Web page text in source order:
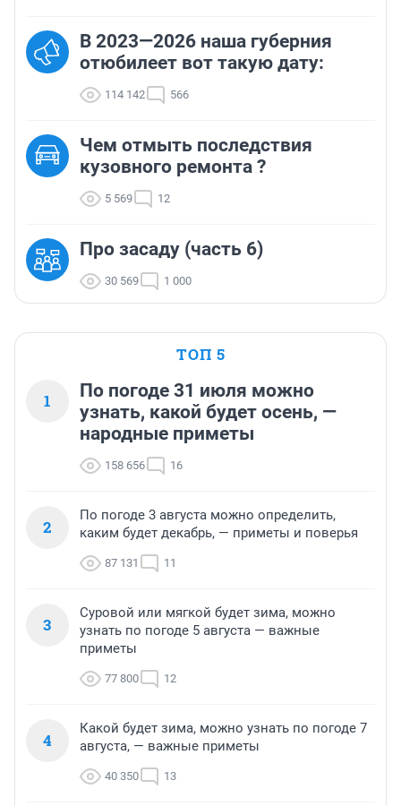
В 2023—2026 наша губерния
отюбилеет вот такую дату:
114 142 566
Чем отмыть последствия
кузовного ремонта ?
5 569 12
Про засаду (часть 6)
30 569 1 000
ТОП 5
1
По погоде 31 июля можно
узнать, какой будет осень, —
народные приметы
158 656 16
2
По погоде 3 августа можно определить,
каким будет декабрь, — приметы и поверья
87 131 11
3
Суровой или мягкой будет зима, можно
узнать по погоде 5 августа — важные
приметы
77 800 12
4
Какой будет зима, можно узнать по погоде 7
августа, — важные приметы
40 350 13